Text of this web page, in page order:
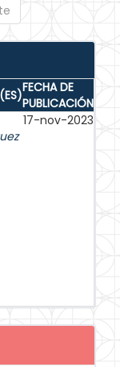
FECHA DE
PUBLICACIÓN
17-nov-2023